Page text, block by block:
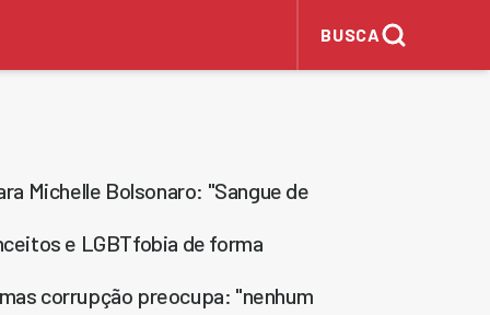
BUSCA
Michelle Bolsonaro: "Sangue de
e LGBTfobia de forma
corrupção preocupa: "nenhum